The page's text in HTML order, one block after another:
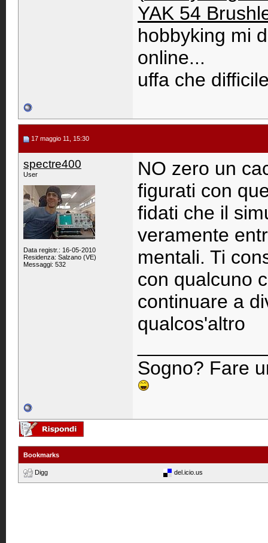
YAK 54
hobbyking mi
online...
uffa che
17 maggio 11, 15:30
spectre400
User
Data registr.: 16-05-2010
Residenza: Salzano (VE)
Messaggi: 532
NO zero un
figurati con
fidati che il
veramente
mentali. Ti
con qualcuno
continuare a
qualcos'altro
Sogno? Fare
Bookmarks
Digg del.icio.us